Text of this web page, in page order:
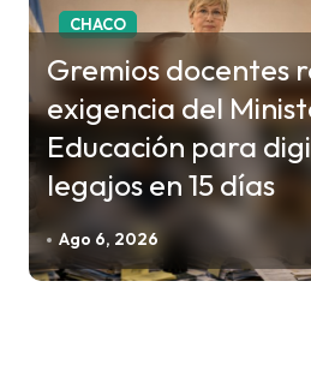
CHACO
Gremios docentes
exigencia del
Educación para
legajos en 15 días
Ago 6, 2026